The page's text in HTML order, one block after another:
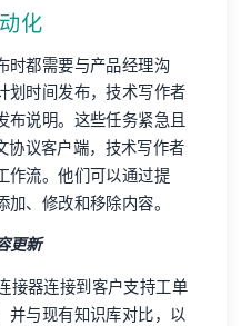
化
时都需要与产品经理沟
划时间发布，技术写作者
布说明。这些任务紧急且
议客户端，技术写作者
作流。他们可以通过提
、修改和移除内容。
更新
接器连接到客户支持工单
并与现有知识库对比，以